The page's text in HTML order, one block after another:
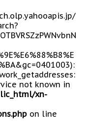
not known in
xn-
on line